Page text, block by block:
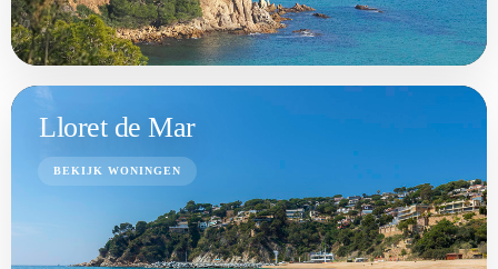
Lloret de Mar
BEKIJK WONINGEN